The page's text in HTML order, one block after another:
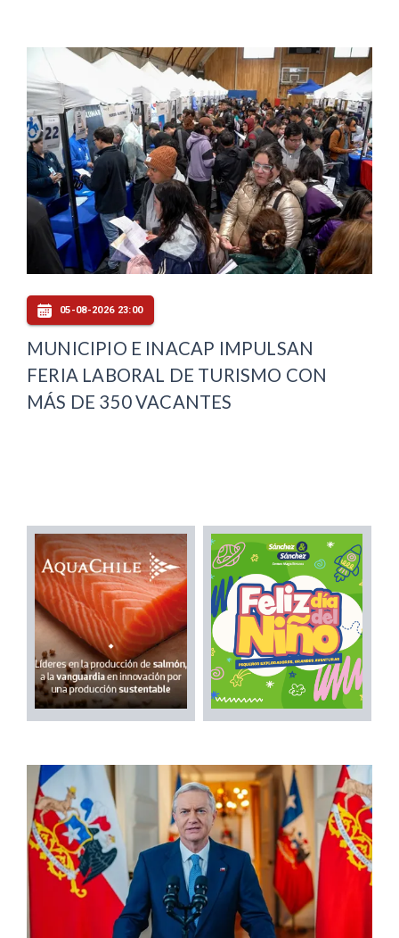
05-08-2026 23:00
MUNICIPIO E INACAP IMPULSAN
FERIA LABORAL DE TURISMO CON
MÁS DE 350 VACANTES